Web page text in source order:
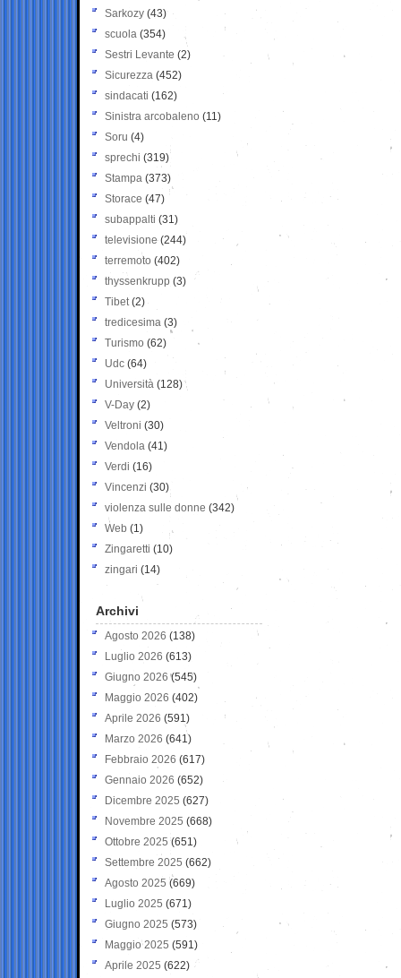
Sarkozy (43)
scuola (354)
Sestri Levante (2)
Sicurezza (452)
sindacati (162)
Sinistra arcobaleno (11)
Soru (4)
sprechi (319)
Stampa (373)
Storace (47)
subappalti (31)
televisione(244)
terremoto (402)
thyssenkrupp (3)
Tibet(2)
tredicesima (3)
Turismo (62)
Udc (64)
Università (128)
V-Day (2)
Veltroni (30)
Vendola (41)
Verdi (16)
Vincenzi (30)
violenza sulle donne (342)
Web (1)
Zingaretti (10)
zingari (14)
Archivi
Agosto 2026 (138)
Luglio 2026 (613)
Giugno 2026 (545)
Maggio 2026 (402)
Aprile 2026 (591)
Marzo 2026 (641)
Febbraio 2026 (617)
Gennaio 2026 (652)
Dicembre 2025 (627)
Novembre 2025 (668)
Ottobre 2025 (651)
Settembre 2025 (662)
Agosto 2025 (669)
Luglio 2025 (671)
Giugno 2025 (573)
Maggio 2025 (591)
Aprile 2025 (622)